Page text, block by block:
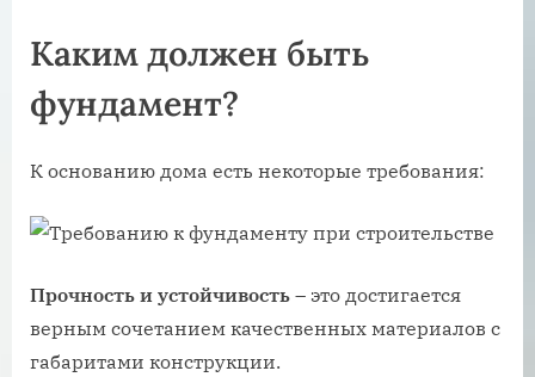
Каким должен быть
фундамент?
К основанию дома есть некоторые требования:
Прочность и устойчивость – это достигается
верным сочетанием качественных материалов с
габаритами конструкции.